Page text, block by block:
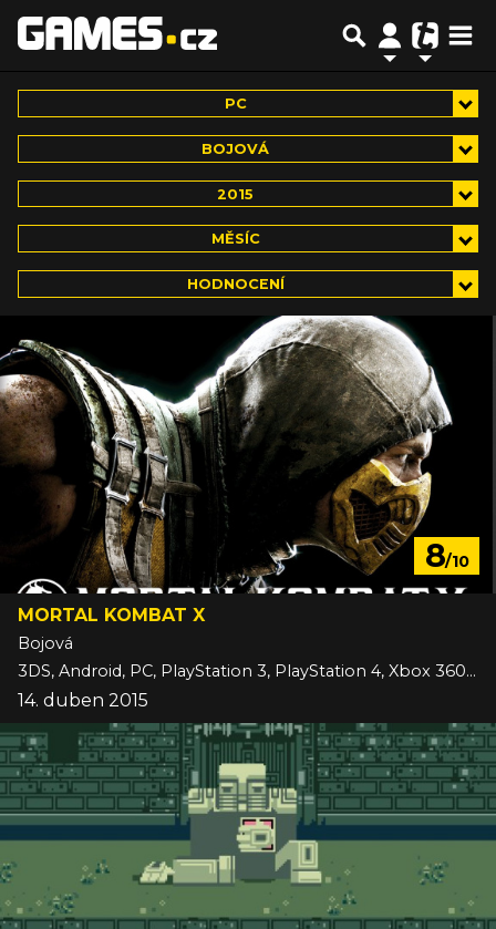
PC
BOJOVÁ
2015
MĚSÍC
HODNOCENÍ
8/10
MORTAL KOMBAT X
Bojová
3DS, Android, PC, PlayStation 3, PlayStation 4, Xbox 360, Xbox One, iOS
14. duben 2015